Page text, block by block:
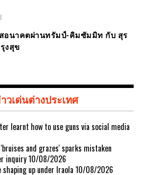
อนาคตผ่านทรัมป์-คิมซัมมิท กับ สุร
งสุข
วเด่นต่างประเทศ
learnt how to use guns via social media
and grazes' sparks mistaken
inquiry10/08/2026
shaping up under Iraola 10/08/2026